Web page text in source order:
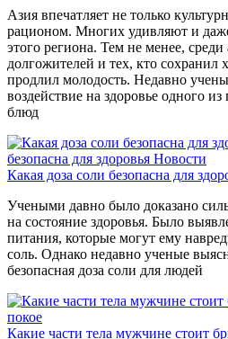
Азия впечатляет не только
рационом. Многих удивляют и
этого региона. Тем не менее, среди
долгожителей и тех, кто сохранил
продлил молодость. Недавно
воздействие на здоровье одного
блюд
безопасна для здоровья Новости
Какая доза соли безопасна для
Учеными давно было доказано
на состояние здоровья. Было
питания, которые могут ему
соль. Однако недавно ученые
безопасная доза соли для людей
Какие части тела мужчине стоит